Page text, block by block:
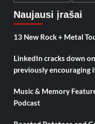
Naujausi įrašai
13 New Rock + Metal
LinkedIn cracks down
previously encouraging
Music & Memory
Podcast